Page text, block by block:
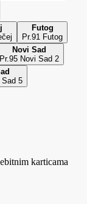
Futog
Pr.91 Futog
Novi Sad
Pr.95 Novi Sad 2
Sad 5
karticama